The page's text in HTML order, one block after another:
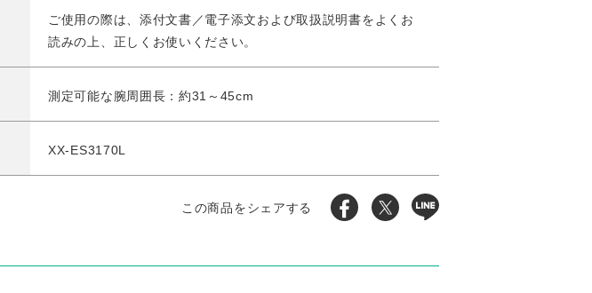
ご使用の際は、添付文書／電子添文および取扱説明書をよくお
読みの上、正しくお使いください。
測定可能な腕周囲長：約31～45cm
XX-ES3170L
この商品をシェアする